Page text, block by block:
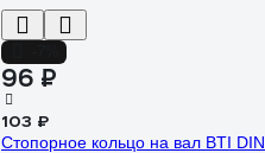
96 ₽
103 ₽
Стопорное кольцо на вал BTI DIN